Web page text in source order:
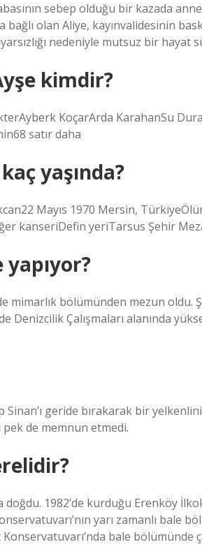
sebep olduğu bir kazada
olan Aliye, kayınvalidesinin
nedeniyle mutsuz bir hayat
kimdir?
KoçarArda KarahanSu
satır daha
yaşında?
Mayıs 1970 Mersin,
kanseriDefin yeriTarsus Şehir
mimarlık bölümünden mezun oldu.
Denizcilik Çalışmaları alanında
Sinan’ı geride bırakarak bir
pek de memnun etmedi.
doğdu. 1982’de kurduğu Erenköy
yarı zamanlı bale
bale bölümünde